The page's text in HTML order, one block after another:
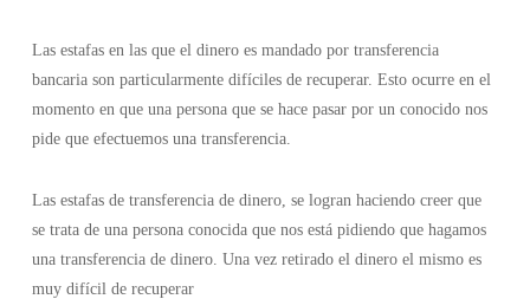
Las estafas en las que el dinero es mandado por transferencia
bancaria son particularmente difíciles de recuperar. Esto ocurre en el
momento en que una persona que se hace pasar por un conocido nos
pide que efectuemos una transferencia.
Las estafas de transferencia de dinero, se logran haciendo creer que
se trata de una persona conocida que nos está pidiendo que hagamos
una transferencia de dinero. Una vez retirado el dinero el mismo es
muy difícil de recuperar